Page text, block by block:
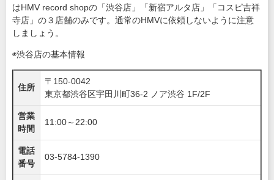
はHMV record shopの「渋谷店」「新宿アルタ店」「コスピ吉祥
寺店」の３店舗のみです。通常のHMVに依頼しないように注意
しましょう。
◉渋谷店の基本情報
住所
〒150-0042
東京都渋谷区宇田川町36-2 ノア渋谷 1F/2F
営業
時間
11:00～22:00
電話
番号
03-5784-1390